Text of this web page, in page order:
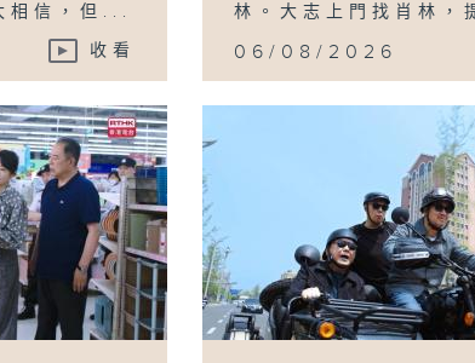
相信，但...
收看
林。大志上門找肖林，
06/08/2026